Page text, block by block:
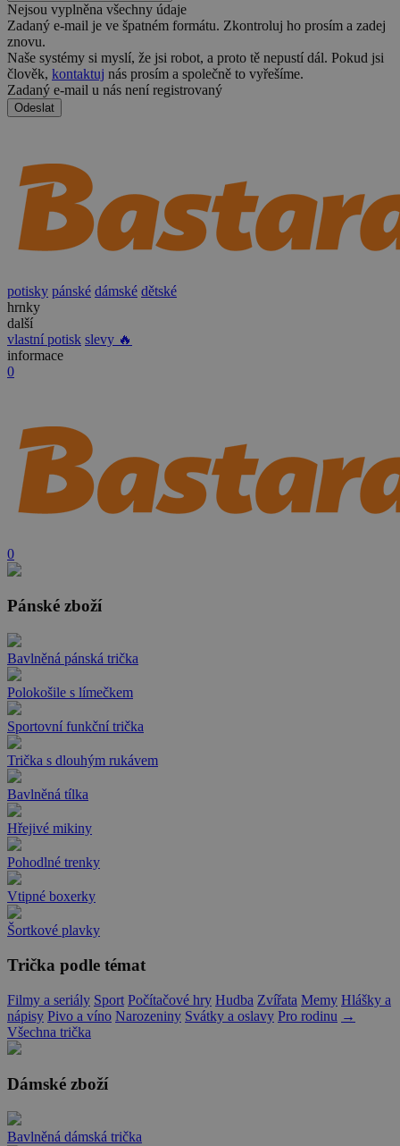
Nejsou vyplněna všechny údaje
Zadaný e-mail je ve špatném formátu. Zkontroluj ho prosím a zadej
znovu.
Naše systémy si myslí, že jsi robot, a proto tě nepustí dál. Pokud jsi
člověk, kontaktuj nás prosím a společně to vyřešíme.
Zadaný e-mail u nás není registrovaný
Odeslat
potisky pánské dámské dětské
hrnky
další
vlastní potisk slevy 🔥
informace
0
0
Pánské zboží
Bavlněná pánská trička
Polokošile s límečkem
Sportovní funkční trička
Trička s dlouhým rukávem
Bavlněná tílka
Hřejivé mikiny
Pohodlné trenky
Vtipné boxerky
Šortkové plavky
Trička podle témat
Filmy a seriály Sport Počítačové hry Hudba Zvířata Memy Hlášky a
nápisy Pivo a víno Narozeniny Svátky a oslavy Pro rodinu →
Všechna trička
Dámské zboží
Bavlněná dámská trička